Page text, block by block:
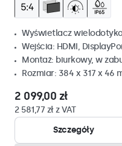
Wyświetlacz
Wejścia: HDMI,
Montaż: biurkowy, w
Rozmiar: 384 x 317 x 46
2 099,00 zł
2 581,77 zł z VAT
Szczegóły